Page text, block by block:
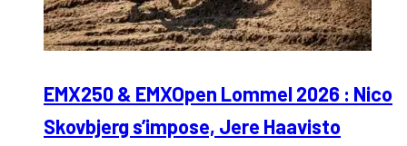
EMX250 & EMXOpen Lommel 2026 : Nico
Skovbjerg s’impose, Jere Haavisto